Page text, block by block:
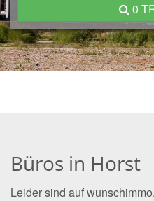
0
Büros in Horst
Leider sind auf